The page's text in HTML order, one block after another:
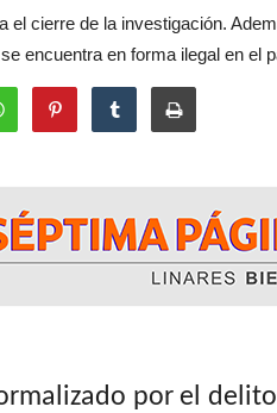
el cierre de la investigación.
encuentra en forma ilegal en el
el delito de